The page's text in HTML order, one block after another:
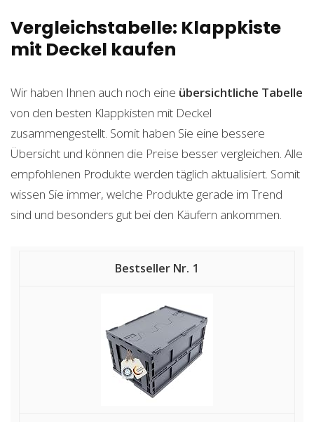
Vergleichstabelle: Klappkiste
mit Deckel kaufen
Wir haben Ihnen auch noch eine übersichtliche Tabelle
von den besten Klappkisten mit Deckel
zusammengestellt. Somit haben Sie eine bessere
Übersicht und können die Preise besser vergleichen. Alle
empfohlenen Produkte werden täglich aktualisiert. Somit
wissen Sie immer, welche Produkte gerade im Trend
sind und besonders gut bei den Käufern ankommen.
1